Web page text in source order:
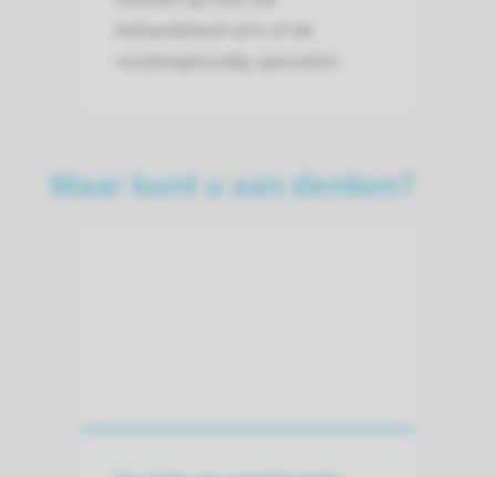
Waar kunt u aan denken?